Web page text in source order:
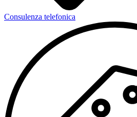
Consulenza telefonica